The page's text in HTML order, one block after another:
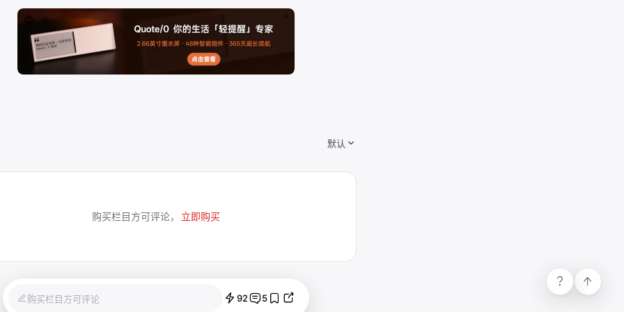
广告
购买栏目方可评论， 立即购买
购买栏目方可评论 92 5